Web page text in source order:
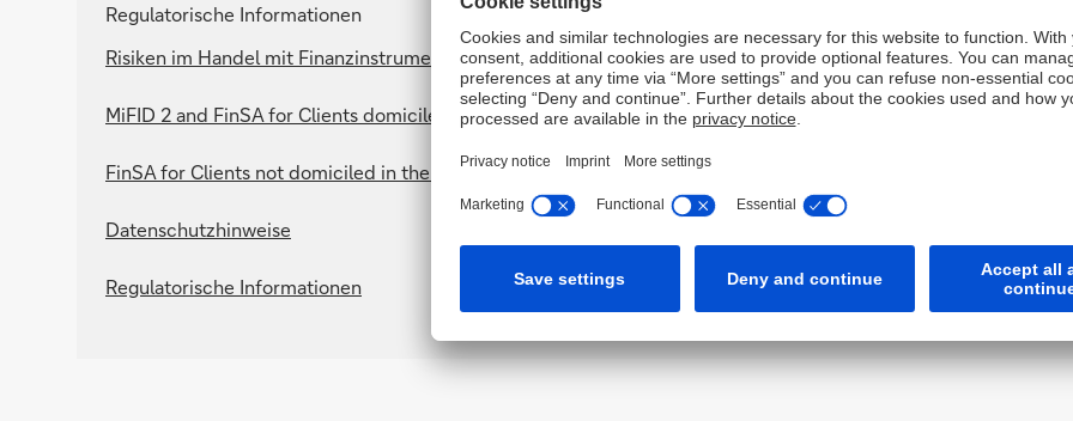
Regulatorische Informationen
Risiken im Handel mit Finanzinstrumenten
MiFID 2 and FinSA for Clients domiciled in the European Economic Area
FinSA for Clients not domiciled in the European Economic Area
Datenschutzhinweise
Regulatorische Informationen